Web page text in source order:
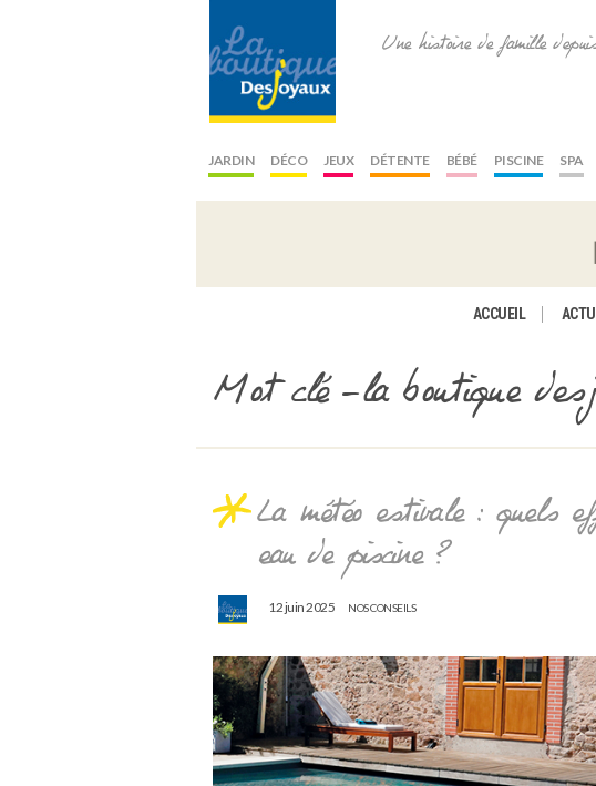
Une histoire de famille
JARDIN DÉCO JEUX DÉTENTE BÉBÉ PISCINE SPA
ACCUEIL
Mot clé -la boutique
La météo estivale : quels
eau de piscine ?
12 juin 2025 NOS CONSEILS